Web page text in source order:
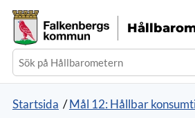
Gå direkt till sidans innehåll
Startsida /Mål 12: Hållbar